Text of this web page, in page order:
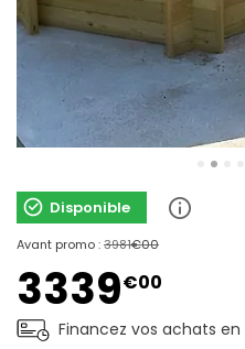
Disponible
Avant promo :3981€00
3339€00
Financez vos achats en